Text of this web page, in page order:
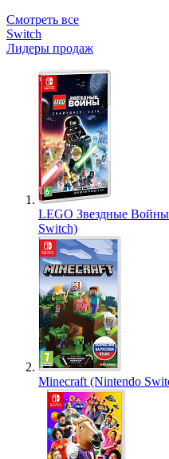
Смотреть все
Switch
Лидеры продаж
LEGO Звездные
Switch)
Minecraft (Nintendo